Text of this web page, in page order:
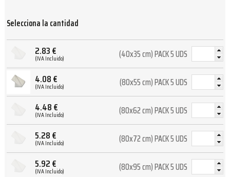
Selecciona la cantidad
2.83€
(IVA Incluido) (40x35 cm) PACK 5 UDS
4.08€
(IVA Incluido) (80x55 cm) PACK 5 UDS
4.48€
(IVA Incluido) (80x62 cm) PACK 5 UDS
5.28€
(IVA Incluido) (80x72 cm) PACK 5 UDS
5.92€
(IVA Incluido) (80x95 cm) PACK 5 UDS